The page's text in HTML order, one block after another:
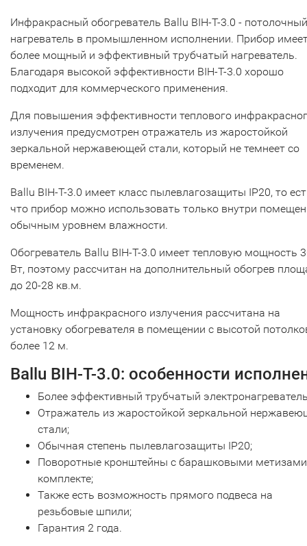
Инфракрасный обогреватель Ballu BIH-T-3.0 - потолочный
нагреватель в промышленном исполнении. Прибор
более мощный и эффективный трубчатый нагреватель.
Благодаря высокой эффективности BIH-T-3.0 хорошо
подходит для коммерческого применения.
Для повышения эффективности теплового
излучения предусмотрен отражатель из жаростойкой
зеркальной нержавеющей стали, который не темнеет со
временем.
Ballu BIH-T-3.0 имеет класс пылевлагозащиты IP20, то
что прибор можно использовать только внутри
обычным уровнем влажности.
Обогреватель Ballu BIH-T-3.0 имеет тепловую мощность
Вт, поэтому рассчитан на дополнительный обогрев
до 20-28 кв.м.
Мощность инфракрасного излучения рассчитана на
установку обогревателя в помещении с высотой
более 12 м.
Ballu BIH-T-3.0: особенности
Более эффективный трубчатый
Отражатель из жаростойкой зеркальной
стали;
Обычная степень пылевлагозащиты IP20;
Поворотные кронштейны с барашковыми
комплекте;
Также есть возможность прямого подвеса на
резьбовые шпили;
Гарантия 2 года.